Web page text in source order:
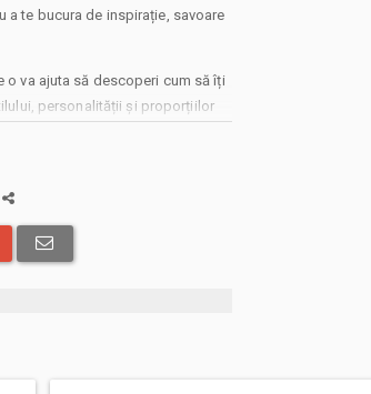
a te bucura de inspirație, savoare
o va ajuta să descoperi cum să îți
personalității și proporțiilor
detalii pe care ochiul liber nu le
multă creativitate.
solicita livrarea prin curier a
care veti opta pentru incheierea